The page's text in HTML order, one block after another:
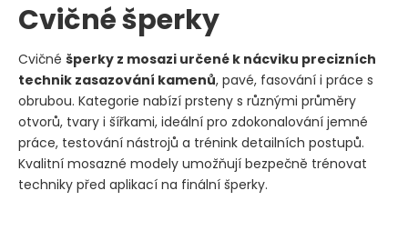
Cvičné šperky
Cvičné šperky z mosazi určené k nácviku precizních
technik zasazování kamenů, pavé, fasování i práce s
obrubou. Kategorie nabízí prsteny s různými průměry
otvorů, tvary i šířkami, ideální pro zdokonalování jemné
práce, testování nástrojů a trénink detailních postupů.
Kvalitní mosazné modely umožňují bezpečně trénovat
techniky před aplikací na finální šperky.